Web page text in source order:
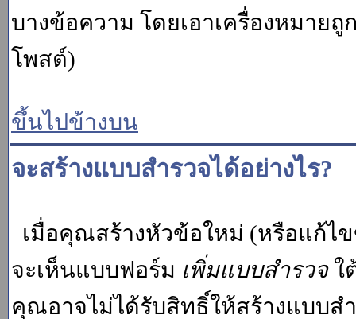
บางข้อความ โดยเอาเครื่องหมาย
โพสต์)
ขึ้นไปข้างบน
จะสร้างแบบสำรวจได้อย่างไร?
เมื่อคุณสร้างหัวข้อใหม่ (หรือแก้
จะเห็นแบบฟอร์ม เพิ่มแบบสำรวจใ
คุณอาจไม่ได้รับสิทธิ์ให้สร้างแบบส